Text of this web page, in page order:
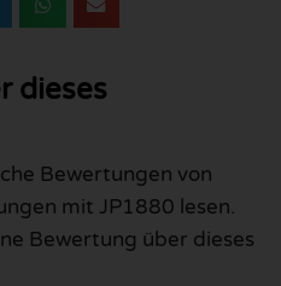
dieses
Bewertungen von
mit JP1880 lesen.
Bewertung über dieses